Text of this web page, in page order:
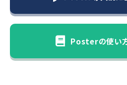
Posterの使い